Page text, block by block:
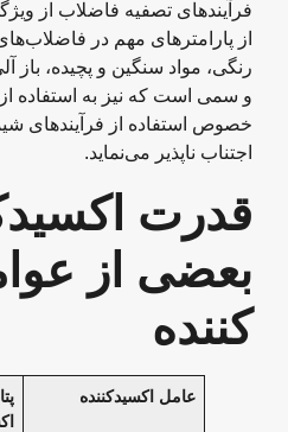
فرآیندهای تصفیه فاضلاب از
از پارامترهای مهم در
رنگی، مواد سنگین و پچیده، باز
و سمی است که نیز به استفاده
خصوص استفاده از فرآیندهای
اجتناب ناپذیر می‌نماید.
قدرت
بعضی از
کننده
عامل اکسیدکننده